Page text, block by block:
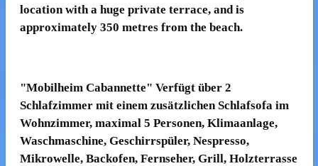
location with a huge private terrace, and is
approximately 350 metres from the beach.
"Mobilheim Cabannette" Verfügt über 2
Schlafzimmer mit einem zusätzlichen Schlafsofa im
Wohnzimmer, maximal 5 Personen, Klimaanlage,
Waschmaschine, Geschirrspüler, Nespresso,
Mikrowelle, Backofen, Fernseher, Grill, Holzterrasse